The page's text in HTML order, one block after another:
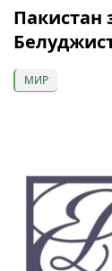
Пакистан
МИР